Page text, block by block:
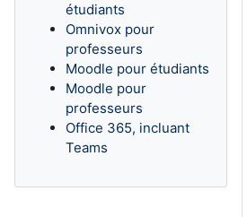
étudiants
Omnivox pour
professeurs
Moodle pour étudiants
Moodle pour
professeurs
Office 365, incluant
Teams